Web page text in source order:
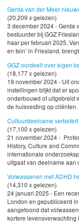
Gerda van der Meer
(20,209 x gelezen)
3 december 2024 - Gerda
bestuurder bij GGZ
haar per februari 2025.
en tein’ in Friesland,
GGZ oordeelt over eigen
(18,177 x gelezen)
19 november 2024 - Uit
instellingen blijkt dat er
onderbouwd of uitgebreid
de huisvesting op cliënten.
Cultuurdeelname
(17,100 x gelezen)
21 november 2024 -
History, Culture and
internationale
uitgaat van deelname aan
Volwassenen met ADHD
(14,310 x gelezen)
24 januari 2025 - Een
London en gepubliceerd
aangetoond dat
kortere levensverwachting